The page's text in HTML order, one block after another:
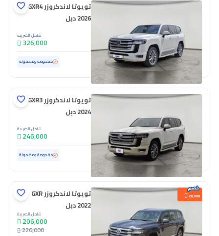
تويوتا لاندكروزر GXR4
2026 دبل
شامل الضريبة
326,000
مستعملة 14,976 كم ممشى قليل مفحوصة ومضمونة
تويوتا لاندكروزر GXR3
2024 دبل
شامل الضريبة
246,000
مستعملة 109,113 كم مفحوصة ومضمونة
20,000
تويوتا لاندكروزر GXR
2022 دبل
شامل الضريبة
206,000
226,000